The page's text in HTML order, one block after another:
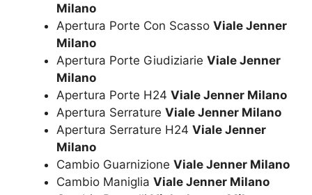
Milano
Apertura Porte Con Scasso Viale Jenner
Milano
Apertura Porte Giudiziarie Viale Jenner
Milano
Apertura Porte H24 Viale Jenner Milano
Apertura Serrature Viale Jenner Milano
Apertura Serrature H24 Viale Jenner
Milano
Cambio Guarnizione Viale Jenner Milano
Cambio Maniglia Viale Jenner Milano